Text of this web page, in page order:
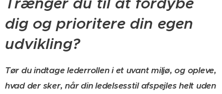
dig og prioritere din egen
udvikling?
Tør du indtage lederrollen i et uvant miljø, og opleve,
hvad der sker, når dinledelsesstil afspejles helt uden